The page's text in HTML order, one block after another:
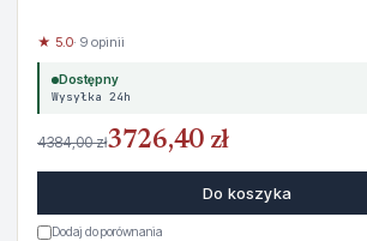
★ 5.0· 9 opinii
Dostępny
Wysyłka 24h
4384,00 zł3726,40 zł
Do koszyka
Dodaj do porównania